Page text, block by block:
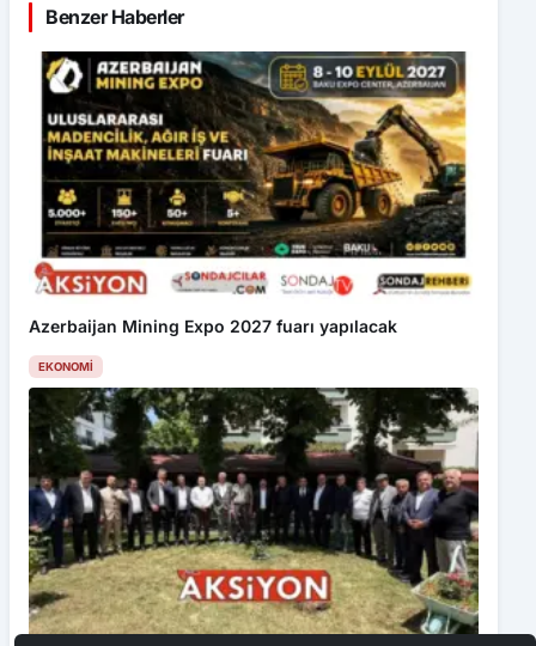
Benzer Haberler
Azerbaijan Mining Expo 2027 fuarı yapılacak
EKONOMI